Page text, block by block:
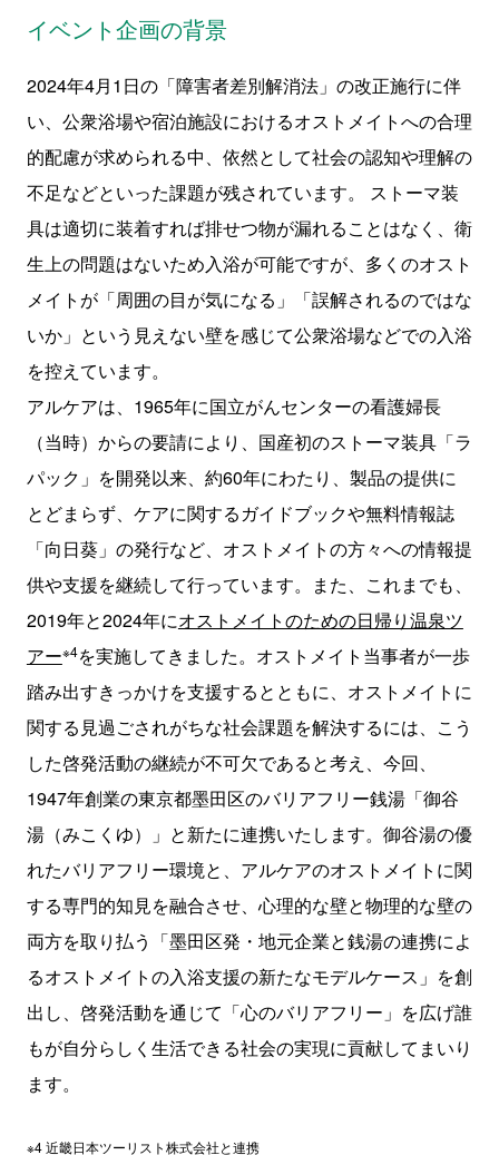
イベント企画の背景
2024年4月1日の「障害者差別解消法」の改正施行に伴
い、公衆浴場や宿泊施設におけるオストメイトへの合理
的配慮が求められる中、依然として社会の認知や理解の
不足などといった課題が残されています。 ストーマ装
具は適切に装着すれば排せつ物が漏れることはなく、衛
生上の問題はないため入浴が可能ですが、多くのオスト
メイトが「周囲の目が気になる」「誤解されるのではな
いか」という見えない壁を感じて公衆浴場などでの入浴
を控えています。
アルケアは、1965年に国立がんセンターの看護婦長
（当時）からの要請により、国産初のストーマ装具「ラ
パック」を開発以来、約60年にわたり、製品の提供に
とどまらず、ケアに関するガイドブックや無料情報誌
「向日葵」の発行など、オストメイトの方々への情報提
供や支援を継続して行っています。また、これまでも、
2019年と2024年にオストメイトのための日帰り温泉ツ
アー※4を実施してきました。オストメイト当事者が一歩
踏み出すきっかけを支援するとともに、オストメイトに
関する見過ごされがちな社会課題を解決するには、こう
した啓発活動の継続が不可欠であると考え、今回、
1947年創業の東京都墨田区のバリアフリー銭湯「御谷
湯（みこくゆ）」と新たに連携いたします。御谷湯の優
れたバリアフリー環境と、アルケアのオストメイトに関
する専門的知見を融合させ、心理的な壁と物理的な壁の
両方を取り払う「墨田区発・地元企業と銭湯の連携によ
るオストメイトの入浴支援の新たなモデルケース」を創
出し、啓発活動を通じて「心のバリアフリー」を広げ誰
もが自分らしく生活できる社会の実現に貢献してまいり
ます。
※4 近畿日本ツーリスト株式会社と連携